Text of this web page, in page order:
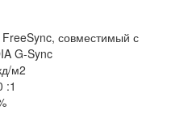
совместимый с
G-Sync
м2
:1